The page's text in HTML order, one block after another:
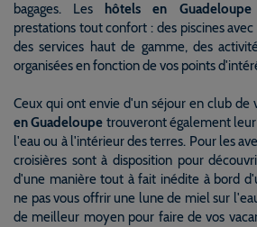
bagages. Les hôtels en Guadeloupe
prestations tout confort : des piscines
des services haut de gamme, des
organisées en fonction de vos points
Ceux qui ont envie d'un séjour en club de
en Guadeloupe trouveront également
l'eau ou à l'intérieur des terres. Pour les
croisières sont à disposition pour
d'une manière tout à fait inédite à bord
ne pas vous offrir une lune de miel sur
de meilleur moyen pour faire de vos